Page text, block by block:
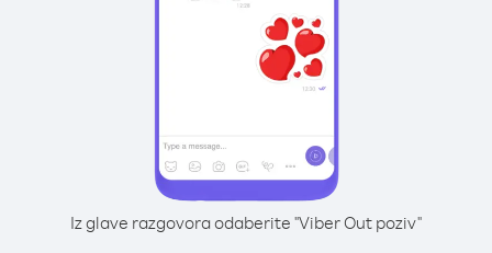
Iz glave razgovora odaberite "Viber Out poziv"